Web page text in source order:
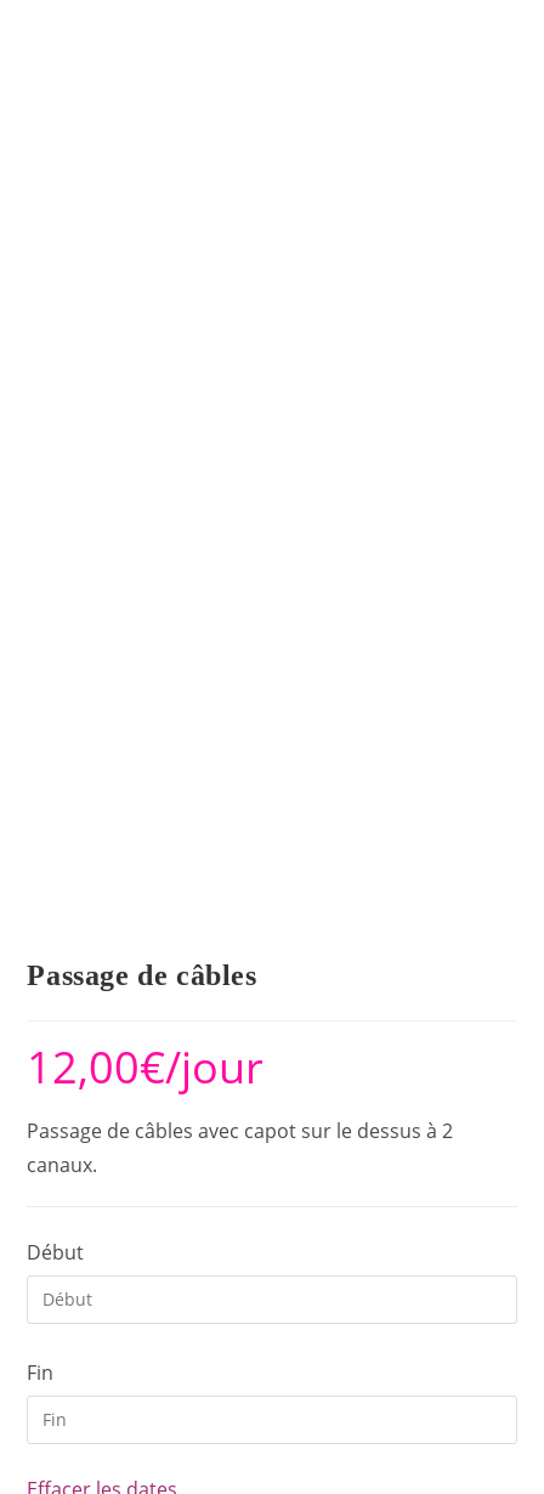
Passage de câbles
12,00€/jour
Passage de câbles avec capot sur le dessus à 2
canaux.
Début
Fin
Effacer les dates